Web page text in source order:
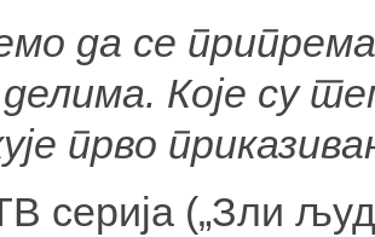
да се
Које су
прво
серија („Зли